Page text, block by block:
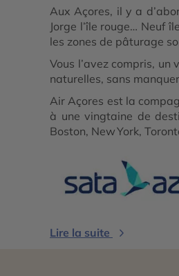
Aux Açores, il y a
Jorge l’île rouge… Neuf
les zones de pâturage
Vous l’avez compris,
naturelles, sans
Air Açores est la
à une vingtaine de
Boston, New York,
Lire la suite